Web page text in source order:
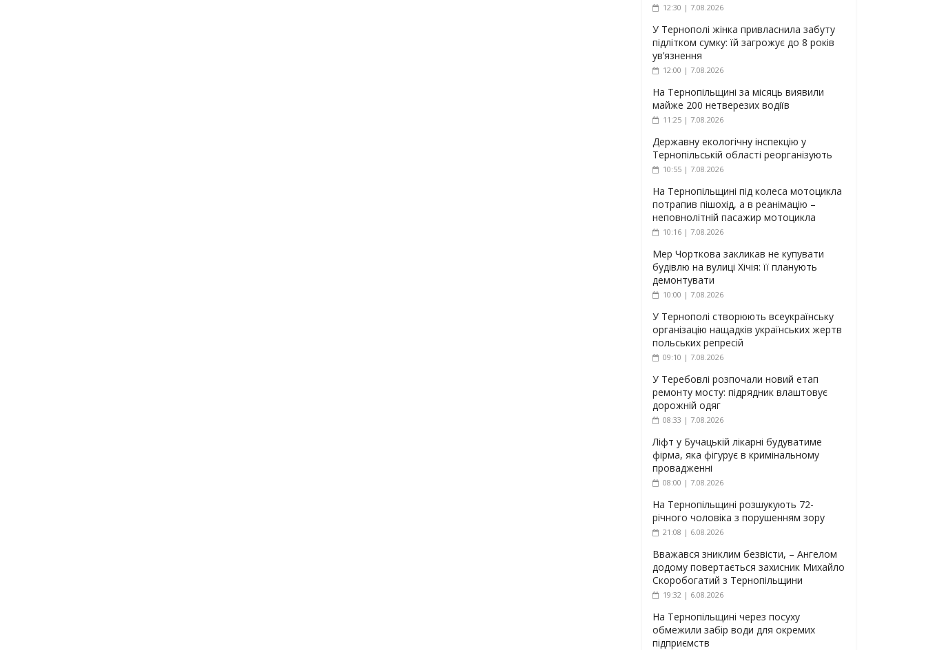
12:30 | 7.08.2026
У Тернополі жінка привласнила забуту
підлітком сумку: їй загрожує до 8 років
ув’язнення
12:00 | 7.08.2026
На Тернопільщині за місяць виявили
майже 200 нетверезих водіїв
11:25 | 7.08.2026
Державну екологічну інспекцію у
Тернопільській області реорганізують
10:55 | 7.08.2026
На Тернопільщині під колеса мотоцикла
потрапив пішохід, а в реанімацію –
неповнолітній пасажир мотоцикла
10:16 | 7.08.2026
Мер Чорткова закликав не купувати
будівлю на вулиці Хічія: її планують
демонтувати
10:00 | 7.08.2026
У Тернополі створюють всеукраїнську
організацію нащадків українських жертв
польських репресій
09:10 | 7.08.2026
У Теребовлі розпочали новий етап
ремонту мосту: підрядник влаштовує
дорожній одяг
08:33 | 7.08.2026
Ліфт у Бучацькій лікарні будуватиме
фірма, яка фігурує в кримінальному
провадженні
08:00 | 7.08.2026
На Тернопільщині розшукують 72-
річного чоловіка з порушенням зору
21:08 | 6.08.2026
Вважався зниклим безвісти, – Ангелом
додому повертається захисник Михайло
Скоробогатий з Тернопільщини
19:32 | 6.08.2026
На Тернопільщині через посуху
обмежили забір води для окремих
підприємств